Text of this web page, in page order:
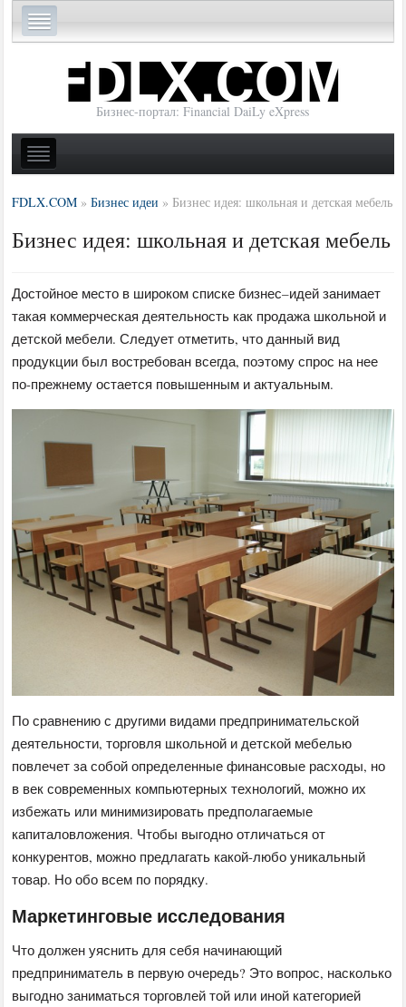
Бизнес-портал: Financial DaiLy eXpress
FDLX.COM »Бизнес идеи » Бизнес идея: школьная и детская мебель
Бизнес идея: школьная и детская мебель
Достойное место в широком списке бизнес–идей занимает
такая коммерческая деятельность как продажа школьной и
детской мебели. Следует отметить, что данный вид
продукции был востребован всегда, поэтому спрос на нее
по-прежнему остается повышенным и актуальным.
По сравнению с другими видами предпринимательской
деятельности, торговля школьной и детской мебелью
повлечет за собой определенные финансовые расходы, но
в век современных компьютерных технологий, можно их
избежать или минимизировать предполагаемые
капиталовложения. Чтобы выгодно отличаться от
конкурентов, можно предлагать какой-любо уникальный
товар. Но обо всем по порядку.
Маркетинговые исследования
Что должен уяснить для себя начинающий
предприниматель в первую очередь? Это вопрос, насколько
выгодно заниматься торговлей той или иной категорией